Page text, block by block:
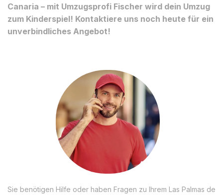
Canaria – mit Umzugsprofi Fischer wird dein Umzug
zum Kinderspiel! Kontaktiere uns noch heute für ein
unverbindliches Angebot!
Sie benötigen Hilfe oder haben Fragen zu Ihrem Las Palmas de